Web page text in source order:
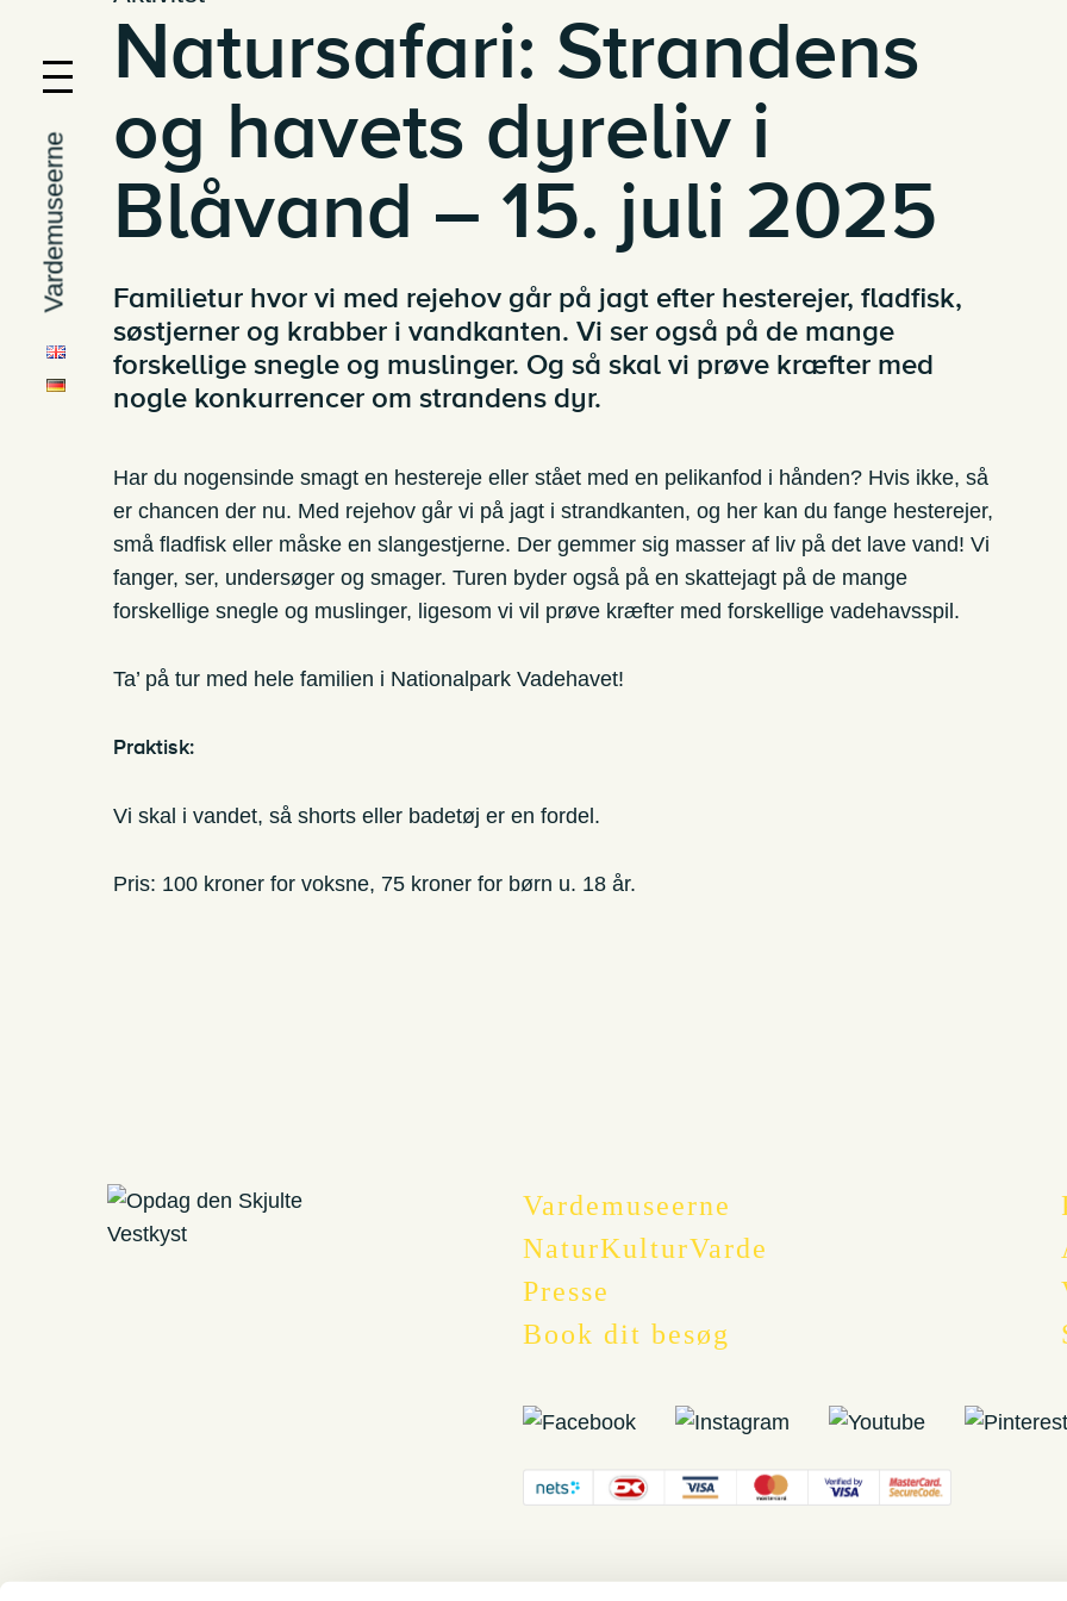
Vardemuseerne
Natursafari: Strandens
og havets dyreliv i
Blåvand – 15. juli 2025
Familietur hvor vi med rejehov går på jagt efter hesterejer, fladfisk,
søstjerner og krabber i vandkanten. Vi ser også på de mange
forskellige snegle og muslinger. Og så skal vi prøve kræfter med
nogle konkurrencer om strandens dyr.
Har du nogensinde smagt en hestereje eller stået med en pelikanfod i hånden? Hvis ikke, så
er chancen der nu. Med rejehov går vi på jagt i strandkanten, og her kan du fange hesterejer,
små fladfisk eller måske en slangestjerne. Der gemmer sig masser af liv på det lave vand! Vi
fanger, ser, undersøger og smager. Turen byder også på en skattejagt på de mange
forskellige snegle og muslinger, ligesom vi vil prøve kræfter med forskellige vadehavsspil.
Ta’ på tur med hele familien i Nationalpark Vadehavet!
Praktisk:
Vi skal i vandet, så shorts eller badetøj er en fordel.
Pris: 100 kroner for voksne, 75 kroner for børn u. 18 år.
Vardemuseerne
NaturKulturVarde
Presse
Book dit besøg